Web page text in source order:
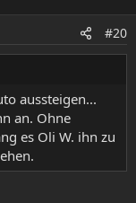
#20
aussteigen...
an. Ohne
es Oli W. ihn zu